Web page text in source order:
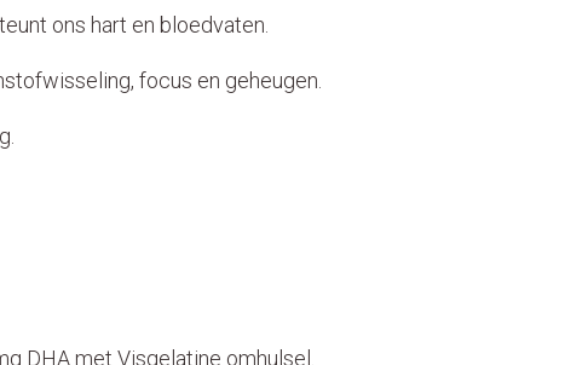
ons hart en bloedvaten.
focus en geheugen.
DHA met Visgelatine omhulsel.